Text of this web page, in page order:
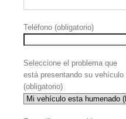
Teléfono (obligatorio)
Seleccione el problema que
está presentando su vehículo
(obligatorio)